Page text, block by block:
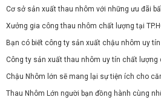
Cơ sở sản xuất thau nhôm với những ưu đãi
Xưởng gia công thau nhôm chất lượng tại
Bạn có biết công ty sản xuất chậu nhôm uy tín
Công ty sản xuất thau nhôm uy tín chất lượng
Chậu Nhôm lớn sẽ mang lại sự tiện ích cho
Thau Nhôm Lớn người bạn đồng hành cùng